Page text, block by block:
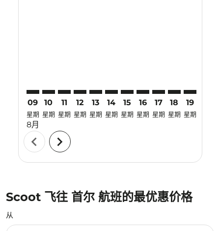
09
星期
8月
10
星期
11
星期
12
星期
13
星期
14
星期
15
星期
16
星期
17
星期
18
星期
19
星期
chevron_left chevron_right
Scoot 飞往 首尔 航班的最优惠价格
从